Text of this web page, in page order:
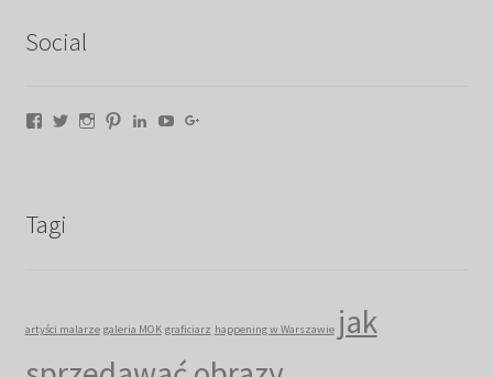
Social
Facebook
TwitterInstagram
PinterestLinkedIn
YouTube
Tagi
artyści malarze galeria MOK graficiarz happening w Warszawie jak